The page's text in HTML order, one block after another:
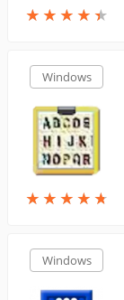
★ ★ ★ ★ ★
★ ★ ★ ★ ★
Windows
★ ★ ★ ★ ★
★ ★ ★ ★ ★
Windows